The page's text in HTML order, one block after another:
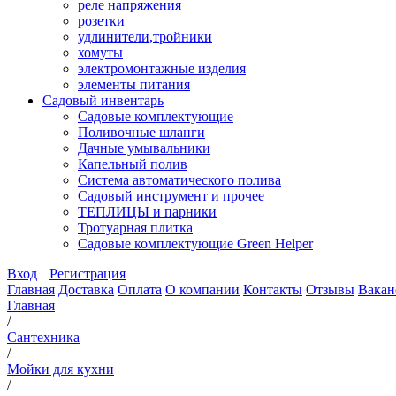
реле напряжения
розетки
удлинители,тройники
хомуты
электромонтажные изделия
элементы питания
Садовый инвентарь
Садовые комплектующие
Поливочные шланги
Дачные умывальники
Капельный полив
Система автоматического полива
Садовый инструмент и прочее
ТЕПЛИЦЫ и парники
Тротуарная плитка
Садовые комплектующие Green Helper
Вход
Регистрация
Главная Доставка Оплата О компании Контакты Отзывы
Главная
/
Сантехника
/
Мойки для кухни
/